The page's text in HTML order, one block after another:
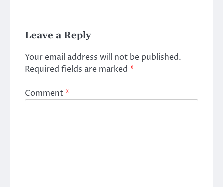
Leave a Reply
Your email address will not be published.
Required fields are marked *
Comment*